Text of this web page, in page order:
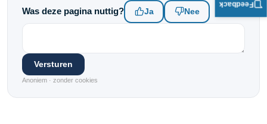
Was deze pagina nuttig? Ja Nee
Versturen
Anoniem · zonder cookies
Feedback